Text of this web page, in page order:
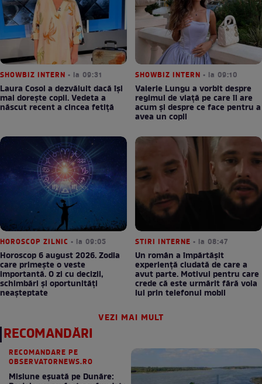
SHOWBIZ INTERN • la 09:31
Laura Cosoi a dezvăluit dacă își
mai dorește copii. Vedeta a
născut recent a cincea fetiță
SHOWBIZ INTERN • la 09:10
Valerie Lungu a vorbit despre
regimul de viață pe care îl are
acum și despre ce face pentru a
avea un copil
HOROSCOP ZILNIC • la 09:05
Horoscop 6 august 2026. Zodia
care primește o veste
importantă. O zi cu decizii,
schimbări și oportunități
neașteptate
STIRI INTERNE • la 08:47
Un român a împărtășit
experiență ciudată de care a
avut parte. Motivul pentru care
crede că este urmărit fără voia
lui prin telefonul mobil
VEZI MAI MULT
RECOMANDĂRI
RECOMANDARE PE
OBSERVATORNEWS.RO
Misiune eșuată pe Dunăre: